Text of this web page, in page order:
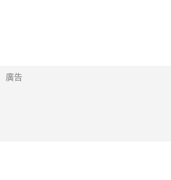
廣告